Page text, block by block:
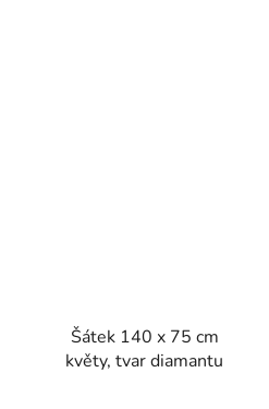
Šátek 140 x 75 cm
květy, tvar diamantu